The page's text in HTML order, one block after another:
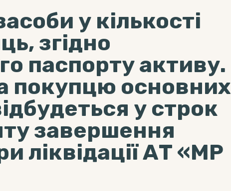
у кількості
згідно
паспорту активу.
покупцю основних
у строк
завершення
ліквідації АТ «МР